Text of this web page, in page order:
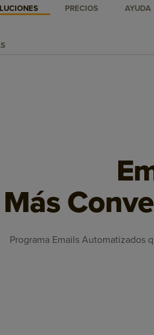
PRECIOS AYUDA
Más
Programa Emails Automatizados